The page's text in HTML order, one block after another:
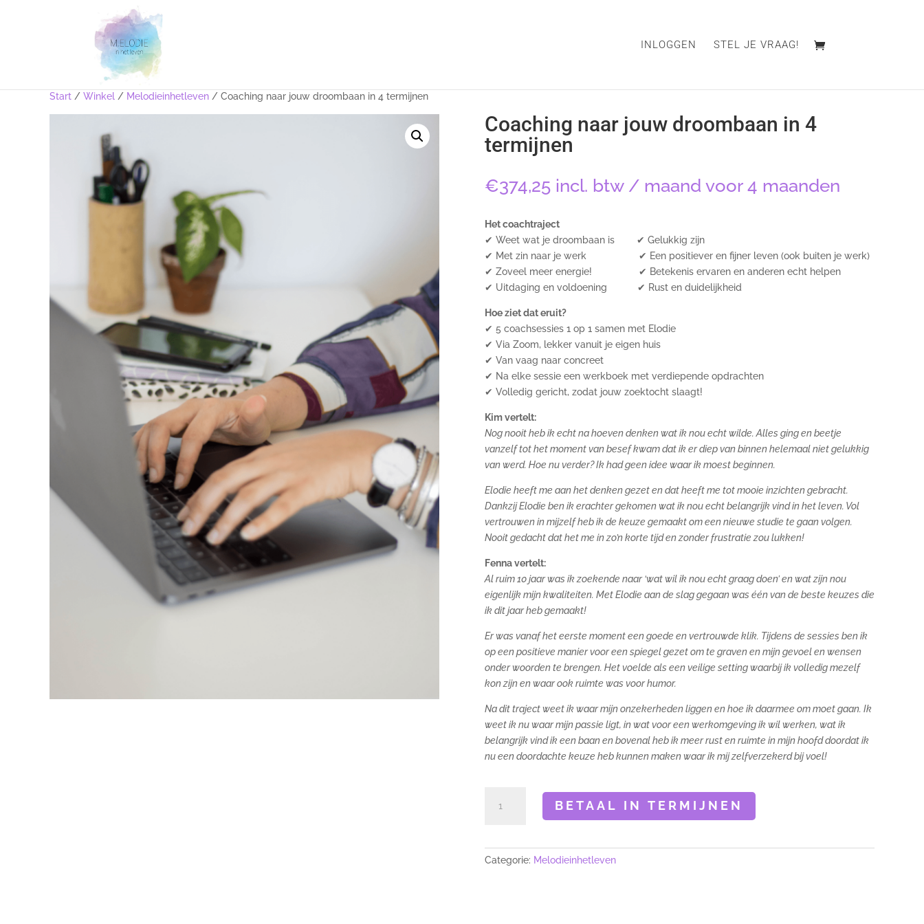
INLOGGEN STEL JE VRAAG!
Start / Winkel / Melodieinhetleven / Coaching naar jouw droombaan in 4 termijnen
Coaching naar jouw droombaan in 4
termijnen
€374,25 incl. btw / maand voor 4 maanden
Het coachtraject
✔ Weet wat je droombaan is ✔ Gelukkig zijn
✔ Met zin naar je werk ✔ Een positiever en fijner leven (ook buiten je werk)
✔ Zoveel meer energie! ✔ Betekenis ervaren en anderen echt helpen
✔ Uitdaging en voldoening ✔ Rust en duidelijkheid
Hoe ziet dat eruit?
✔ 5 coachsessies 1 op 1 samen met Elodie
✔ Via Zoom, lekker vanuit je eigen huis
✔ Van vaag naar concreet
✔ Na elke sessie een werkboek met verdiepende opdrachten
✔ Volledig gericht, zodat jouw zoektocht slaagt!
Kim vertelt:
Nog nooit heb ik echt na hoeven denken wat ik nou echt wilde. Alles ging en beetje
vanzelf tot het moment van besef kwam dat ik er diep van binnen helemaal niet gelukkig
van werd. Hoe nu verder? Ik had geen idee waar ik moest beginnen.
Elodie heeft me aan het denken gezet en dat heeft me tot mooie inzichten gebracht.
Dankzij Elodie ben ik erachter gekomen wat ik nou echt belangrijk vind in het leven. Vol
vertrouwen in mijzelf heb ik de keuze gemaakt om een nieuwe studie te gaan volgen.
Nooit gedacht dat het me in zo’n korte tijd en zonder frustratie zou lukken!
Fenna vertelt:
Al ruim 10 jaar was ik zoekende naar ‘wat wil ik nou echt graag doen’ en wat zijn nou
eigenlijk mijn kwaliteiten. Met Elodie aan de slag gegaan was één van de beste keuzes die
ik dit jaar heb gemaakt!
Er was vanaf het eerste moment een goede en vertrouwde klik. Tijdens de sessies ben ik
op een positieve manier voor een spiegel gezet om te graven en mijn gevoel en wensen
onder woorden te brengen. Het voelde als een veilige setting waarbij ik volledig mezelf
kon zijn en waar ook ruimte was voor humor.
Na dit traject weet ik waar mijn onzekerheden liggen en hoe ik daarmee om moet gaan. Ik
weet ik nu waar mijn passie ligt, in wat voor een werkomgeving ik wil werken, wat ik
belangrijk vind ik een baan en bovenal heb ik meer rust en ruimte in mijn hoofd doordat ik
nu een doordachte keuze heb kunnen maken waar ik mij zelfverzekerd bij voel!
naar
in
BETAAL IN TERMIJNEN
Categorie: Melodieinhetleven